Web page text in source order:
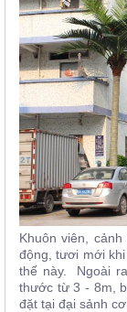
Khuôn viên,
động, tươi mới
thế này. Ngoài
thước từ 3 - 8m,
đặt tại đại sảnh